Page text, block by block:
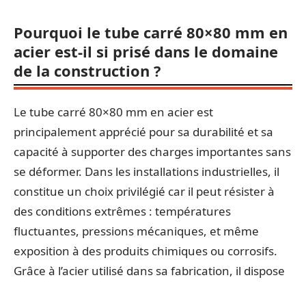
Pourquoi le tube carré 80×80 mm en
acier est-il si prisé dans le domaine
de la construction ?
Le tube carré 80×80 mm en acier est
principalement apprécié pour sa durabilité et sa
capacité à supporter des charges importantes sans
se déformer. Dans les installations industrielles, il
constitue un choix privilégié car il peut résister à
des conditions extrêmes : températures
fluctuantes, pressions mécaniques, et même
exposition à des produits chimiques ou corrosifs.
Grâce à l’acier utilisé dans sa fabrication, il dispose